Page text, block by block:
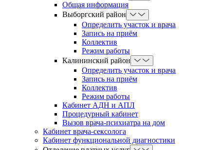
Общая информация
Выборгский район
Определить участок и врача
Запись на приём
Коллектив
Режим работы
Калининский район
Определить участок и врача
Запись на приём
Коллектив
Режим работы
Кабинет АДН и АПЛ
Процедурный кабинет
Вызов врача-психиатра на дом
Кабинет врача-сексолога
Кабинет функциональной диагностики